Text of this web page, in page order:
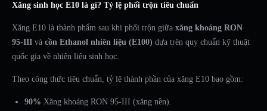
Xăng sinh học E10 là gì? Tỷ lệ phối trộn tiêu chuẩn
Xăng E10 là thành phẩm sau khi phối trộn giữa xăng khoáng RON
95-III và cồn Ethanol nhiên liệu (E100) dựa trên quy chuẩn kỹ thuật
quốc gia về nhiên liệu sinh học.
Theo công thức tiêu chuẩn, tỷ lệ thành phần của xăng E10 bao gồm:
90% Xăng khoáng RON 95-III (xăng nền).